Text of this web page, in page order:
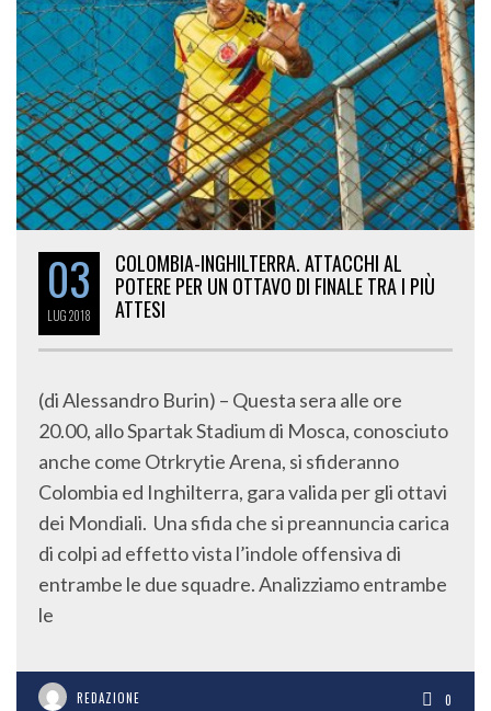
03
LUG2018
COLOMBIA-INGHILTERRA. ATTACCHI AL
POTERE PER UN OTTAVO DI FINALE TRA I PIÙ
ATTESI
(di Alessandro Burin) – Questa sera alle ore
20.00, allo Spartak Stadium di Mosca, conosciuto
anche come Otrkrytie Arena, si sfideranno
Colombia ed Inghilterra, gara valida per gli ottavi
dei Mondiali. Una sfida che si preannuncia carica
di colpi ad effetto vista l’indole offensiva di
entrambe le due squadre. Analizziamo entrambe
le
REDAZIONE 0